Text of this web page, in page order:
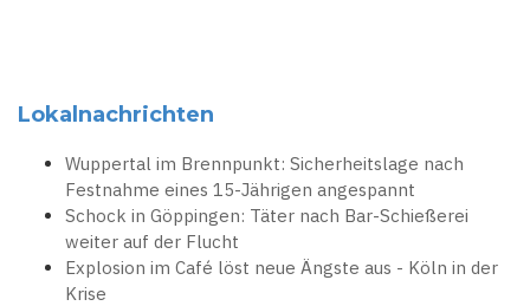
Lokalnachrichten
Wuppertal im Brennpunkt: Sicherheitslage nach
Festnahme eines 15-Jährigen angespannt
Schock in Göppingen: Täter nach Bar-Schießerei
weiter auf der Flucht
Explosion im Café löst neue Ängste aus - Köln in der
Krise